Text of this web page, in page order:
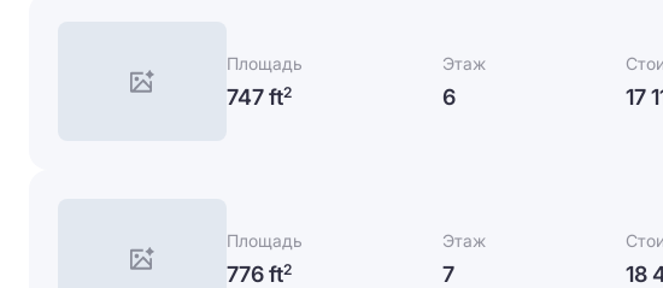
Площадь
747 ft2
Этаж
6 17
Площадь
776 ft2
Этаж
7 18